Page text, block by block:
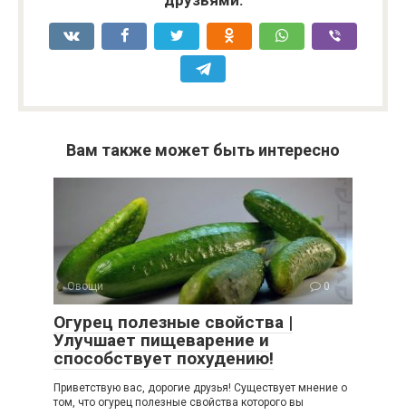
Вам также может быть интересно
Овощи 0
Огурец полезные свойства |
Улучшает пищеварение и
способствует похудению!
Приветствую вас, дорогие друзья! Существует мнение о
том, что огурец полезные свойства которого вы